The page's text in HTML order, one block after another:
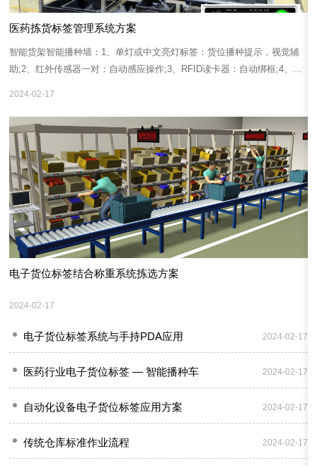
医药拣货标签管理系统方案
智能货架智能播种墙：1、单灯或中文亮灯标签：货位播种提示，视觉辅
助;2、红外传感器一对：自动感应操作;3、RFID读卡器：自动绑框;4、智
码，解放双手，提高作业效率维度;7、RFID打包台：
2024-02-17
电子货位标签结合称重系统拣选方案
2024-02-17
电子货位标签系统与手持PDA应用 2024-02-17
医药行业电子货位标签 — 智能播种车 2024-02-17
自动化设备电子货位标签应用方案 2024-02-17
传统仓库标准作业流程 2024-02-17
仓库亮灯分拣系统有哪些
PTl拣货系统，仓库亮灯分拣系统，DPS拣货系统 ,灯光拣
选系统，专业WMS智能仓储系统，ERP和MES对接
应用行业
（1） 电商行业随着电商的快速发展，导致仓库货品分拣发
履行效率，日订单处理量才是判断一个电商企业物流中心
能力的关键指标。PTL系统可以有效地提高发货效率、减少
发货错误率以及减少企业人力投入。（2）电子行业电子行
业的零部件具有多、杂、小的特点，PTL系统可以根据每种
电子产品的BOM进行分解，为SMT、人工总装等生产环节
提供标准化的拣选系统，同时还可以与AGV、自动上料机
等设备配合工作，大大提高原材料配送效率。（4）组装类
行业例如机床设备、家电、消费电子品、发动机等，组装
传统的拣货方式
• 传统拣货方式一般是按纸张拣货单进行作业的，主要分以
下几个步骤：• 打印出库单据（打单）• 首先要找到出库单
所列的正确库位（看单——找库位）• 核对库位存放货品与
出库单所列是否一直（看单——核对货品）• 按出库单所列
商品的数量拣取（看单——核对数量）• 记录已完成情况
传统拣货方式的缺点